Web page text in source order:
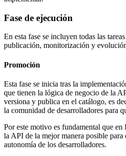
Fase de ejecución
En esta fase se incluyen todas las
publicación, monitorización y
Promoción
Esta fase se inicia tras la
que tienen la lógica de negocio de la
versiona y publica en el catálogo, es
la comunidad de desarrolladores para
Por este motivo es fundamental que en
la API de la mejor manera posible para
autonomía de los desarrolladores.